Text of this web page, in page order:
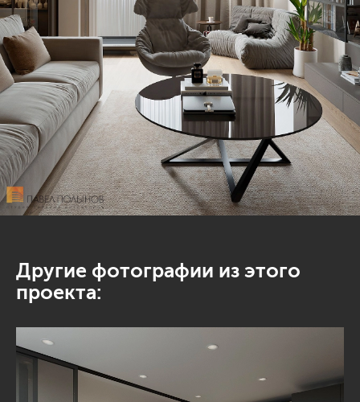
Другие фотографии из этого
проекта: